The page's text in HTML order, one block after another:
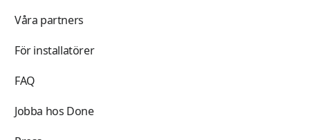
Våra partners
För installatörer
FAQ
Jobba hos Done